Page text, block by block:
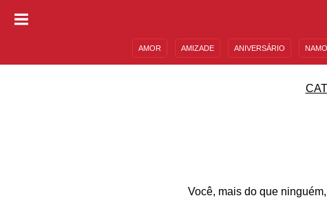
AMOR AMIZADE ANIVERSÁRIO
Você, mais do que